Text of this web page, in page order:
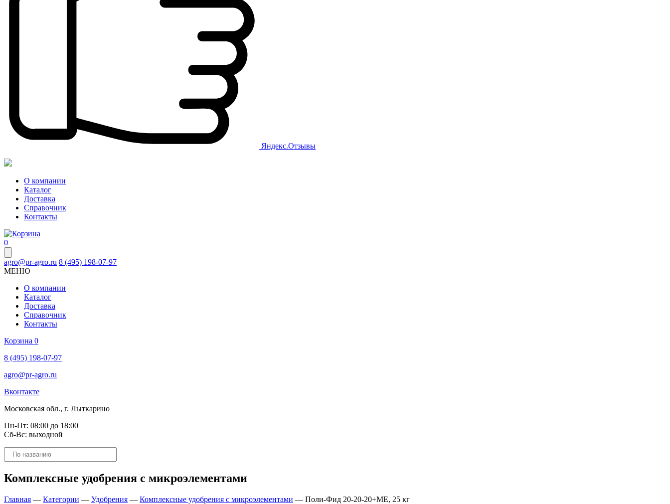
Яндекс.Отзывы
О компании
Каталог
Доставка
Справочник
Контакты
0
agro@pr-agro.ru 8 (495) 198-07-97
МЕНЮ
О компании
Каталог
Доставка
Справочник
Контакты
Корзина 0
8 (495) 198-07-97
agro@pr-agro.ru
Вконтакте
Московская обл., г. Лыткарино
Пн-Пт: 08:00 до 18:00
Сб-Вс: выходной
Поиск
товаров
Комплексные удобрения с микроэлементами
Главная — Категории — Удобрения — Комплексные удобрения с микроэлементами — Поли-Фид 20-20-20+ME, 25 кг